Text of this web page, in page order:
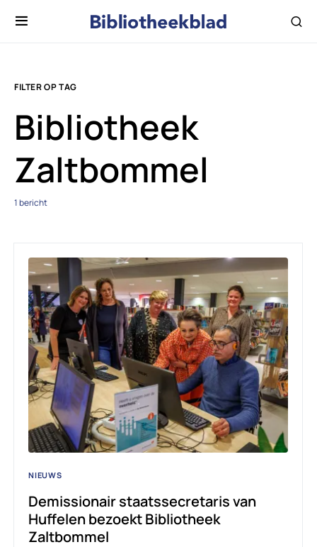
FILTER OP TAG
Bibliotheek
Zaltbommel
1 bericht
NIEUWS
Demissionair staatssecretaris van
Huffelen bezoekt Bibliotheek
Zaltbommel